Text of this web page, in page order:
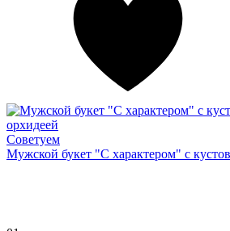
Советуем
Мужской букет "С характером" с